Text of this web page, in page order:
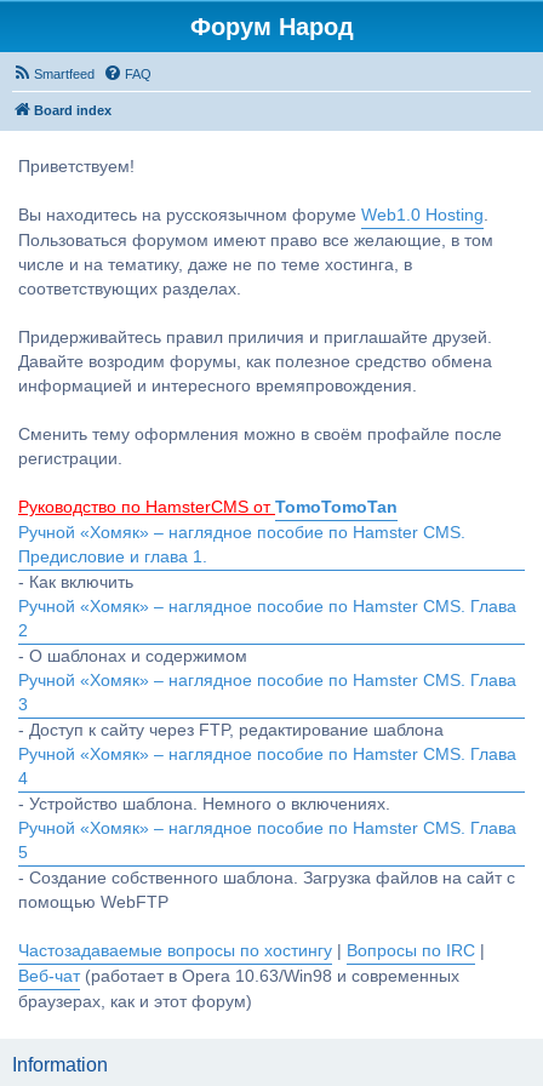
Форум Народ
Smartfeed FAQ
Board index
Приветствуем!
Вы находитесь на русскоязычном форуме Web1.0 Hosting.
Пользоваться форумом имеют право все желающие, в том
числе и на тематику, даже не по теме хостинга, в
соответствующих разделах.
Придерживайтесь правил приличия и приглашайте друзей.
Давайте возродим форумы, как полезное средство обмена
информацией и интересного времяпровождения.
Сменить тему оформления можно в своём профайле после
регистрации.
Руководство по HamsterCMS от TomoTomoTan
Ручной «Хомяк» – наглядное пособие по Hamster CMS.
Предисловие и глава 1.
- Как включить
Ручной «Хомяк» – наглядное пособие по Hamster CMS. Глава
2
- О шаблонах и содержимом
Ручной «Хомяк» – наглядное пособие по Hamster CMS. Глава
3
- Доступ к сайту через FTP, редактирование шаблона
Ручной «Хомяк» – наглядное пособие по Hamster CMS. Глава
4
- Устройство шаблона. Немного о включениях.
Ручной «Хомяк» – наглядное пособие по Hamster CMS. Глава
5
- Создание собственного шаблона. Загрузка файлов на сайт с
помощью WebFTP
Частозадаваемые вопросы по хостингу Вопросы по IRC
Веб-чат(работает в Opera 10.63/Win98 и современных
браузерах, как и этот форум)
Information